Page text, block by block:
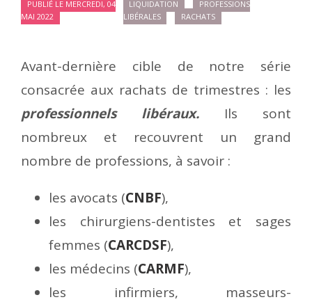
PUBLIÉ LE MERCREDI, 04
MAI 2022
LIQUIDATION
PROFESSIONS
LIBÉRALES
RACHATS
Avant-dernière cible de notre série
consacrée aux rachats de trimestres : les
professionnels libéraux. Ils sont
nombreux et recouvrent un grand
nombre de professions, à savoir :
les avocats (CNBF),
les chirurgiens-dentistes et sages
femmes (CARCDSF),
les médecins (CARMF),
les infirmiers, masseurs-